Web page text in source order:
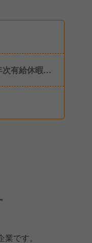
有給休暇・
です。